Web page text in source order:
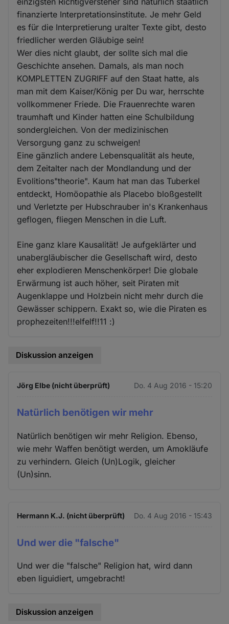
finanzierte Interpretationsinstitute. Je mehr Geld
es für die Interpretierung uralter Texte gibt, desto
friedlicher werden Gläubige sein!
Wer dies nicht glaubt, der sollte sich mal die
Geschichte ansehen. Damals, als man noch
KOMPLETTEN ZUGRIFF auf den Staat hatte, als
man mit dem Kaiser/König per Du war, herrschte
vollkommener Friede. Die Frauenrechte waren
traumhaft und Kinder hatten eine Schulbildung
sondergleichen. Von der medizinischen
Versorgung ganz zu schweigen!
Eine gänzlich andere Lebensqualität als heute,
dem Zeitalter nach der Mondlandung und der
Evolitions"theorie". Kaum hat man das Tuberkel
entdeckt, Homöopathie als Placebo bloßgestellt
und Verletzte per Hubschrauber in's Krankenhaus
geflogen, fliegen Menschen in die Luft.
Eine ganz klare Kausalität! Je aufgeklärter und
unabergläubischer die Gesellschaft wird, desto
eher explodieren Menschenkörper! Die globale
Erwärmung ist auch höher, seit Piraten mit
Augenklappe und Holzbein nicht mehr durch die
Gewässer schippern. Exakt so, wie die Piraten es
prophezeiten!!!elfelf!!11 :)
Diskussion anzeigen
Jörg Elbe (nicht überprüft) Do. 4 Aug 2016 - 15:20
Natürlich benötigen wir mehr
Natürlich benötigen wir mehr Religion. Ebenso,
wie mehr Waffen benötigt werden, um Amokläufe
zu verhindern. Gleich (Un)Logik, gleicher
(Un)sinn.
Hermann K.J. (nicht überprüft) Do. 4 Aug 2016 - 15:43
Und wer die "falsche"
Und wer die "falsche" Religion hat, wird dann
eben liguidiert, umgebracht!
Diskussion anzeigen